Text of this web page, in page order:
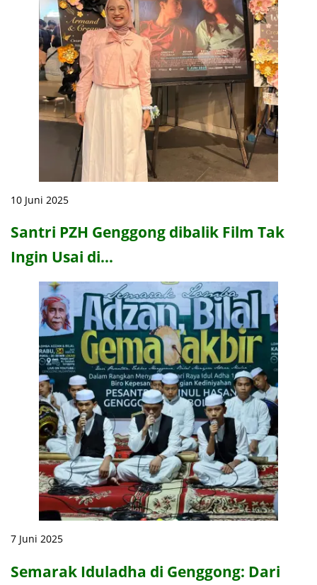
10 Juni 2025
Santri PZH Genggong dibalik Film Tak
Ingin Usai di…
7 Juni 2025
Semarak Iduladha di Genggong: Dari